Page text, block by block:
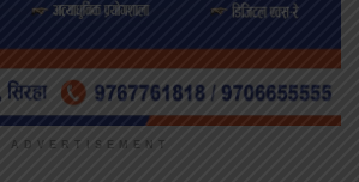
ADVERTISEMENT